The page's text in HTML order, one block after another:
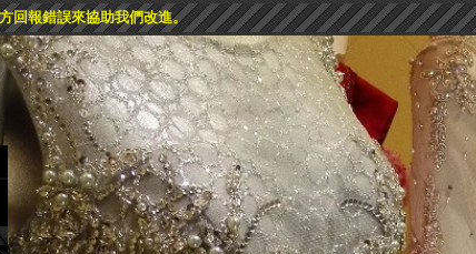
回報錯誤來協助我們改進。